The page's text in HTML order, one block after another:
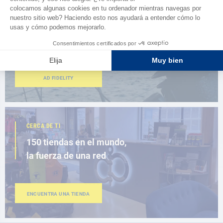
ESPACIO FIDELIDAD
¿Eres apasionado?
Benefíciate de ventajas exclusivas
AD FIDELITY
CERCA DE TI
150 tiendas en el mundo,
la fuerza de una red
ENCUENTRA UNA TIENDA